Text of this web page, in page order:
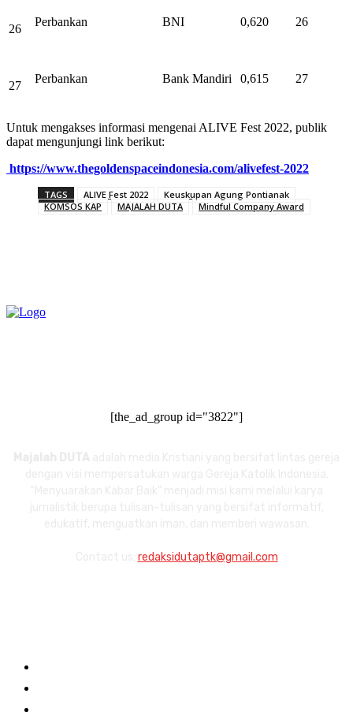
26
Perbankan BNI 0,620 26
27
Perbankan Bank Mandiri 0,615 27
Untuk mengakses informasi mengenai ALIVE Fest 2022, publik
dapat mengunjungi link berikut:
https://www.thegoldenspaceindonesia.com/alivefest-2022
TAGS ALIVE Fest 2022
Keuskupan Agung Pontianak
KOMSOS KAP
MAJALAH DUTA Mindful Company Award
[the_ad_group id="3822"]
redaksidutaptk@gmail.com